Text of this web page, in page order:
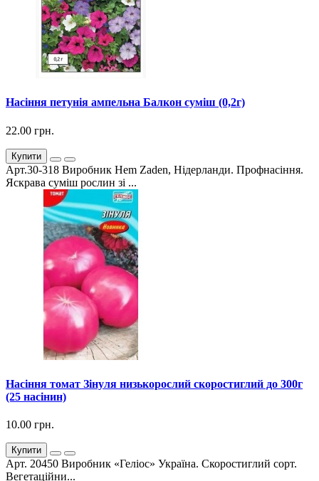
Насіння петунія ампельна Балкон суміш (0,2г)
22.00 грн.
Купити
Арт.30-318 Виробник Hem Zaden, Нідерланди. Профнасіння.
Яскрава суміш рослин зі ...
Насіння томат Зінуля низькорослий скоростиглий до 300г
(25 насінин)
10.00 грн.
Купити
Арт. 20450 Виробник «Геліос» Україна. Скоростиглий сорт.
Вегетаційни...